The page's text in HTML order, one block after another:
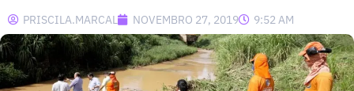
PRISCILA.MARCAL NOVEMBRO 27, 2019 9:52 AM